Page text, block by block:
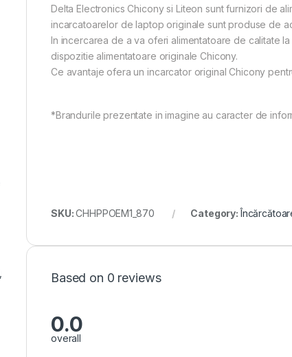
Delta Electronics Chicony si Liteon sunt furnizori de
incarcatoarelor de laptop originale sunt produse de
In incercarea de a va oferi alimentatoare de calitate
dispozitie alimentatoare originale Chicony.
Ce avantaje ofera un incarcator original Chicony
*Brandurile prezentate in imagine au caracter de
SKU:CHHPPOEM1_870 Category:
Based on 0 reviews
0.0
overall